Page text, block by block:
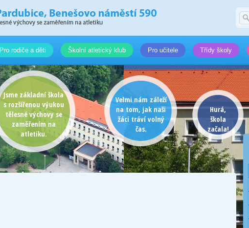
Pro rodiče a děti Školní atletický klub Pro učitele Třídy školy
Jsme základní škola
s rozšířenou výukou
tělesné výchovy se
zaměřením na
atletiku.
Velmi nám záleží
na tom, jak naši
žáci tráví volný
čas.
Hurá,
škola
začala!